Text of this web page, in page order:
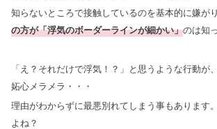
知らないところで接触しているのを基本的に嫌が
の方が「浮気のボーダーラインが細かい」のは知
「え？それだけで浮気！？」と思うような行動が
妬心メラメラ・・・
理由がわからずに最悪別れてしまう事もあります
よね？